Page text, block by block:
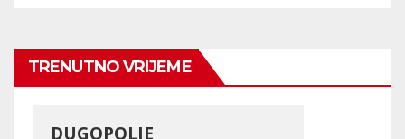
TRENUTNO VRIJEME